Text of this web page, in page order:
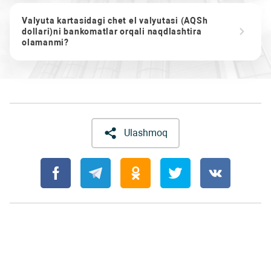
Valyuta kartasidagi chet el valyutasi (AQSh
dollari)ni bankomatlar orqali naqdlashtira
olamanmi?
Ulashmoq